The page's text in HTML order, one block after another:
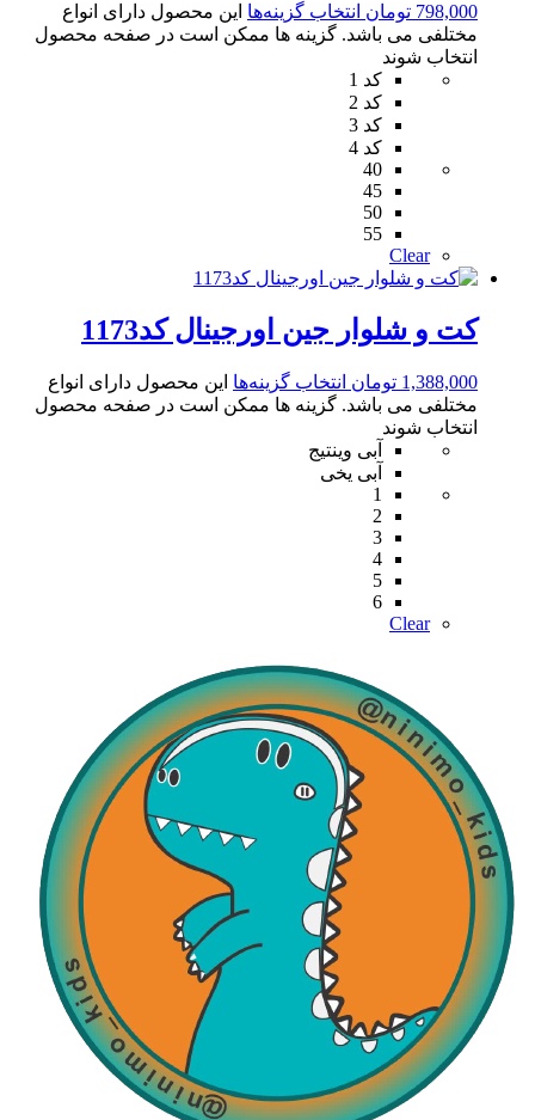
798,000 تومان انتخاب گزینه‌ها این محصول دارای انواع
مختلفی می باشد. گزینه ها ممکن است در صفحه محصول
انتخاب شوند
کد 1
کد 2
کد 3
کد 4
40
45
50
55
Clear
کت و شلوار جین اورجینال کد1173
1,388,000 تومان انتخاب گزینه‌ها این محصول دارای انواع
مختلفی می باشد. گزینه ها ممکن است در صفحه محصول
انتخاب شوند
آبی وینتیج
آبی یخی
1
2
3
4
5
6
Clear